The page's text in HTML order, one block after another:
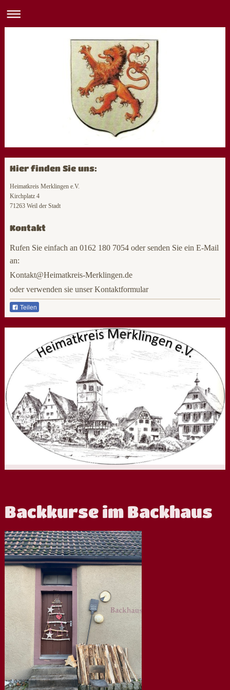
Hier finden Sie uns:
Heimatkreis Merklingen e.V.
Kirchplatz 4
71263 Weil der Stadt
Kontakt
Rufen Sie einfach an 0162 180 7054 oder senden Sie ein E-Mail
an:
Kontakt@Heimatkreis-Merklingen.de
oder verwenden sie unser Kontaktformular
Teilen
Backkurse im Backhaus